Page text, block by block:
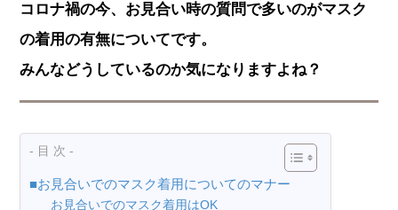
コロナ禍の今、お見合い時の質問で多いのがマスク
の着用の有無についてです。
みんなどうしているのか気になりますよね？
- 目 次 -
■お見合いでのマスク着用についてのマナー
お見合いでのマスク着用はOK